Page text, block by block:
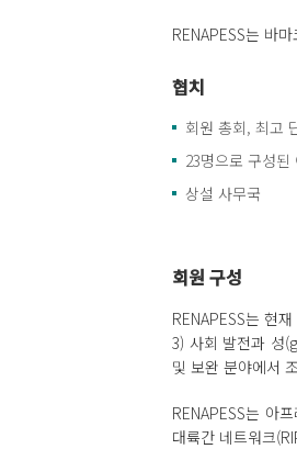
RENAPESS는 바
협치
회원 총회, 최고
23명으로 구성된
상설 사무국
회원 구성
RENAPESS는 현
3) 사회 발전과 성
및 보완 분야에서
RENAPESS는 아
대륙간 네트워크